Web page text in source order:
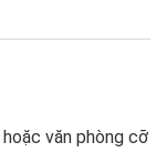
văn phòng cỡ